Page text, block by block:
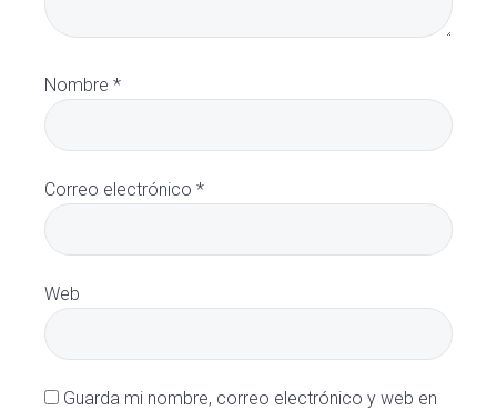
Nombre*
Correo electrónico*
Web
Guarda mi nombre, correo electrónico y web en